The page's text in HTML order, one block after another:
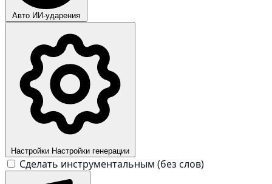
Авто ИИ-ударения
Настройки Настройки генерации
Сделать инструментальным (без слов)